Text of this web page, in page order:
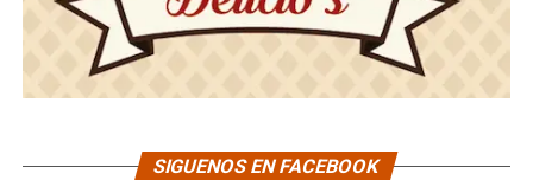
SIGUENOS EN FACEBOOK